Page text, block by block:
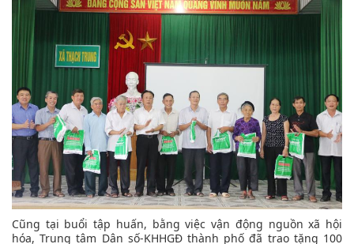
Cũng tại buổi tập huấn, bằng việc vận động nguồn xã hội
hóa, Trung tâm Dân số-KHHGĐ thành phố đã trao tặng 100